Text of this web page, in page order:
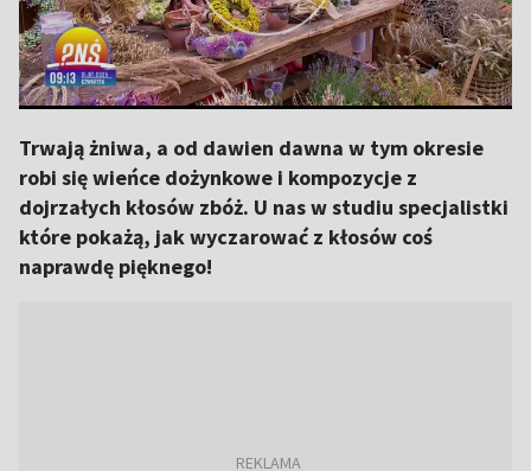
Trwają żniwa, a od dawien dawna w tym okresie
robi się wieńce dożynkowe i kompozycje z
dojrzałych kłosów zbóż. U nas w studiu specjalistki
które pokażą, jak wyczarować z kłosów coś
naprawdę pięknego!